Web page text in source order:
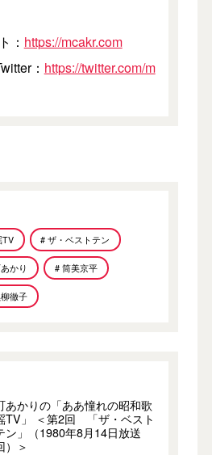
： https://mcakr.com
： https://twitter.com/m
TV # ザ・ベストテン
かり # 筒美京平
徹子
あかりの「ああ憧れの昭和歌
TV」 ＜第2回 「ザ・ベスト
ン」（1980年8月14日放送
）＞